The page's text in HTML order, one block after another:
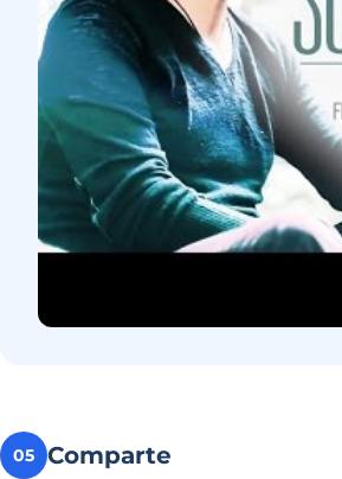
05 Comparte